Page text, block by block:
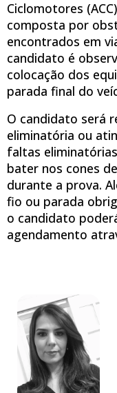
Ciclomotores
composta por
encontrados em
candidato é
colocação dos
parada final do
O candidato será
eliminatória ou
faltas
bater nos cones
durante a prova.
fio ou parada
o candidato
agendamento